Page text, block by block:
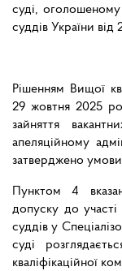
суді, оголошеному
суддів України
Рішенням Вищої
29 жовтня 2025
зайняття
апеляційному
затверджено
Пунктом 4
допуску до участі
суддів у
суді
кваліфікаційної